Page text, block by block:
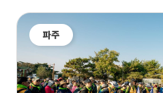
파주